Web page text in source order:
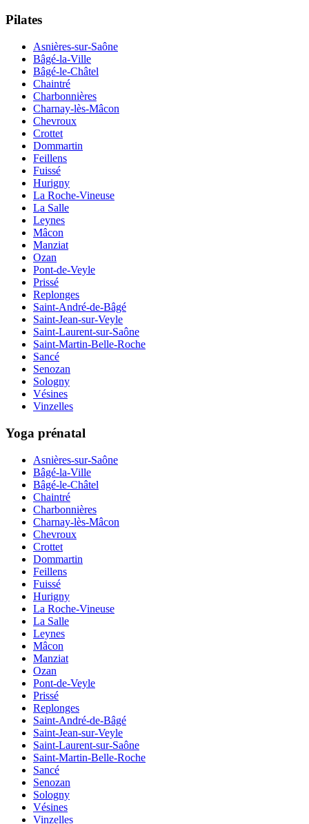
Pilates
Asnières-sur-Saône
Bâgé-la-Ville
Bâgé-le-Châtel
Chaintré
Charbonnières
Charnay-lès-Mâcon
Chevroux
Crottet
Dommartin
Feillens
Fuissé
Hurigny
La Roche-Vineuse
La Salle
Leynes
Mâcon
Manziat
Ozan
Pont-de-Veyle
Prissé
Replonges
Saint-André-de-Bâgé
Saint-Jean-sur-Veyle
Saint-Laurent-sur-Saône
Saint-Martin-Belle-Roche
Sancé
Senozan
Sologny
Vésines
Vinzelles
Yoga prénatal
Asnières-sur-Saône
Bâgé-la-Ville
Bâgé-le-Châtel
Chaintré
Charbonnières
Charnay-lès-Mâcon
Chevroux
Crottet
Dommartin
Feillens
Fuissé
Hurigny
La Roche-Vineuse
La Salle
Leynes
Mâcon
Manziat
Ozan
Pont-de-Veyle
Prissé
Replonges
Saint-André-de-Bâgé
Saint-Jean-sur-Veyle
Saint-Laurent-sur-Saône
Saint-Martin-Belle-Roche
Sancé
Senozan
Sologny
Vésines
Vinzelles